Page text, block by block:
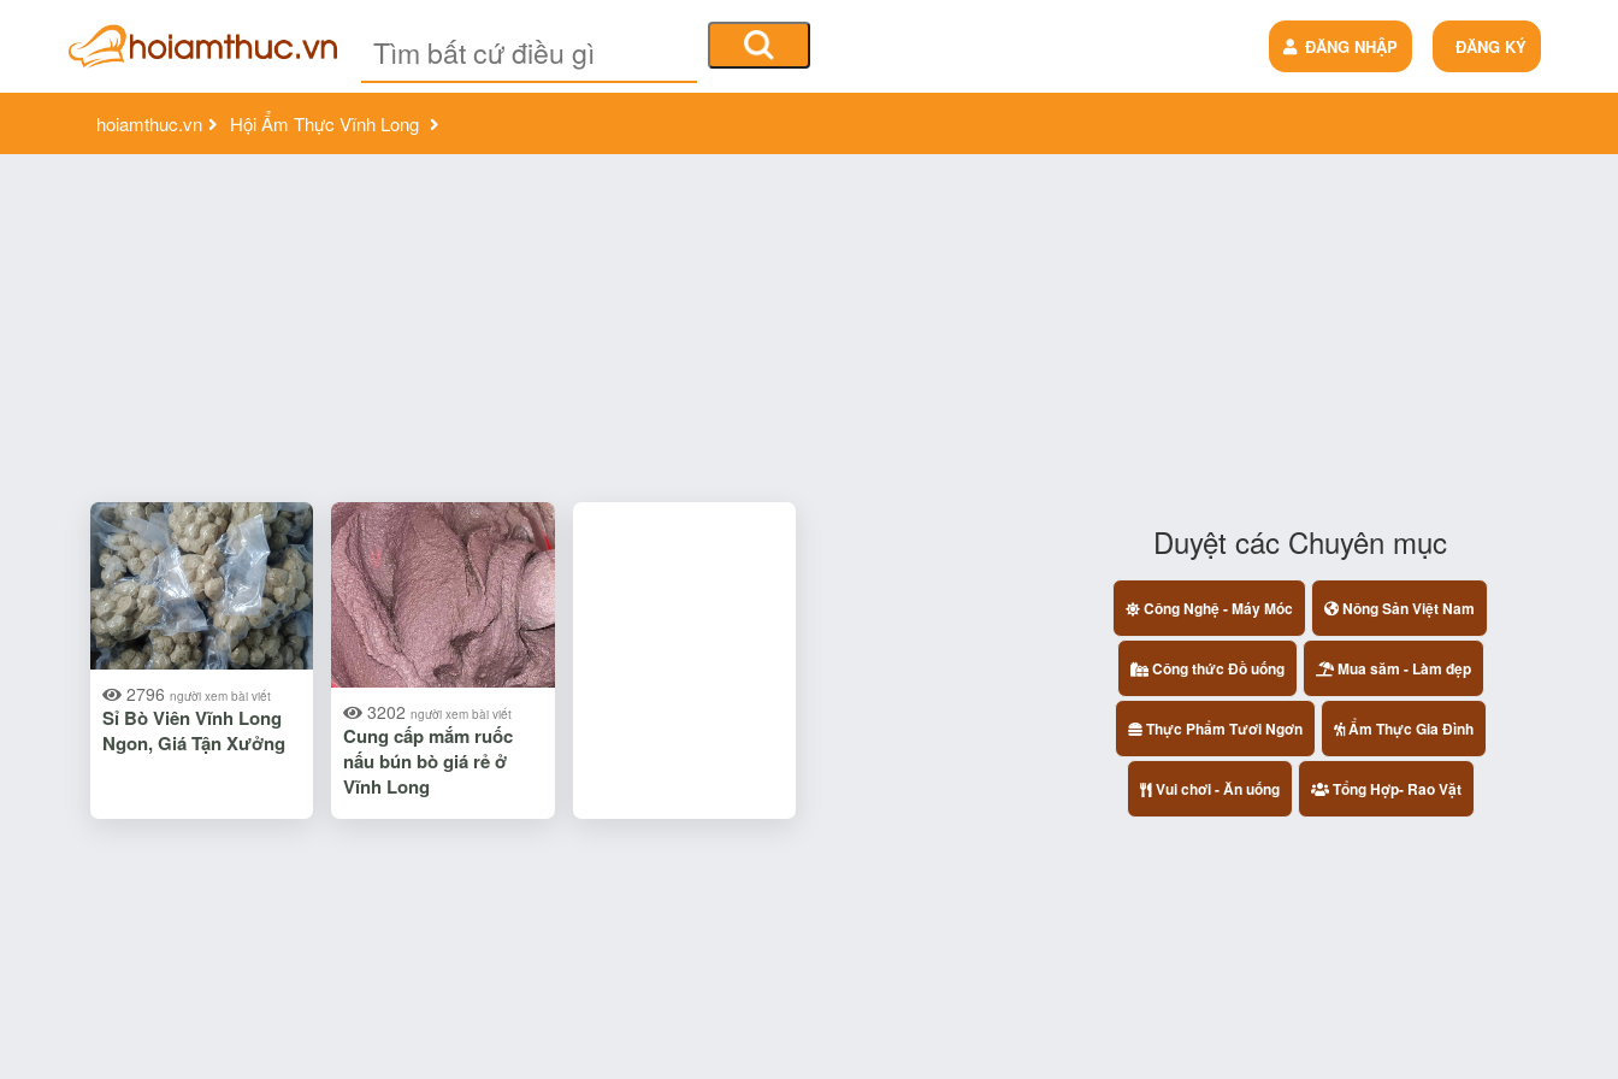
ĐĂNG KÝ
ĐĂNG NHẬP
hoiamthuc.vn Hội Ẩm Thực Vĩnh Long
2796 người xem bài viết
Sỉ Bò Viên Vĩnh Long
Ngon, Giá Tận Xưởng
3202người xem bài viết
Cung cấp mắm ruốc
nấu bún bò giá rẻ ở
Vĩnh Long
Duyệt các Chuyên mục
Công Nghệ - Máy Móc Nông Sản Việt Nam
Công thức Đồ uống Mua săm - Làm đẹp
Thực Phẩm Tươi Ngơn Ẩm Thực Gia Đình
Vui chơi - Ăn uống Tổng Hợp- Rao Vặt